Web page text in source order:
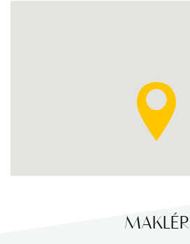
MAKLÉR